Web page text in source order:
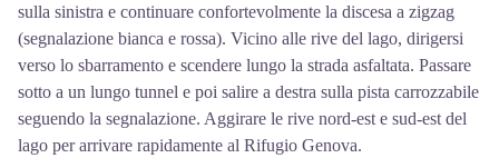
sulla sinistra e continuare confortevolmente la discesa a zigzag
(segnalazione bianca e rossa). Vicino alle rive del lago, dirigersi
verso lo sbarramento e scendere lungo la strada asfaltata. Passare
sotto a un lungo tunnel e poi salire a destra sulla pista carrozzabile
seguendo la segnalazione. Aggirare le rive nord-est e sud-est del
lago per arrivare rapidamente al Rifugio Genova.